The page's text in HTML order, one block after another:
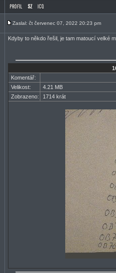
Zaslal: čt červenec 07, 2022 20:23 pm
Kdyby to někdo řešil, je tam matoucí velké
Komentář:
Velikost:
4.21 MB
Zobrazeno:
1714 krát